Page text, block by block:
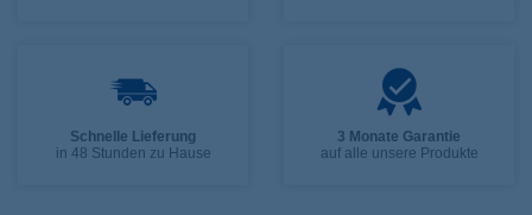
Schnelle Lieferung
in 48 Stunden zu Hause
3 Monate Garantie
auf alle unsere Produkte